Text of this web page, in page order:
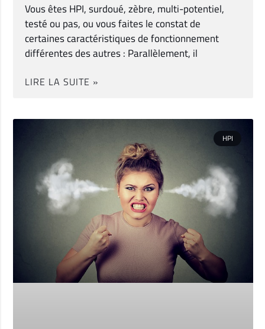
Vous êtes HPI, surdoué, zèbre, multi-potentiel,
testé ou pas, ou vous faites le constat de
certaines caractéristiques de fonctionnement
différentes des autres : Parallèlement, il
LIRE LA SUITE »
HPI